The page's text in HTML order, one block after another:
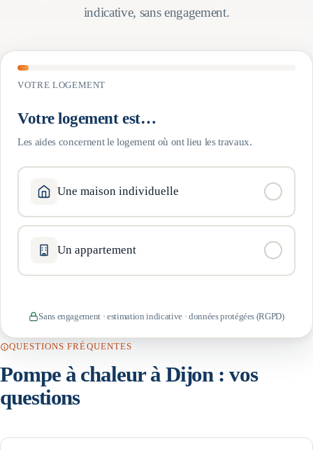
indicative, sans engagement.
VOTRE LOGEMENT
Votre logement est…
Les aides concernent le logement où ont lieu les travaux.
Une maison individuelle
Un appartement
Sans engagement · estimation indicative · données protégées (RGPD)
QUESTIONS FRÉQUENTES
Pompe à chaleur à Dijon: vos
questions